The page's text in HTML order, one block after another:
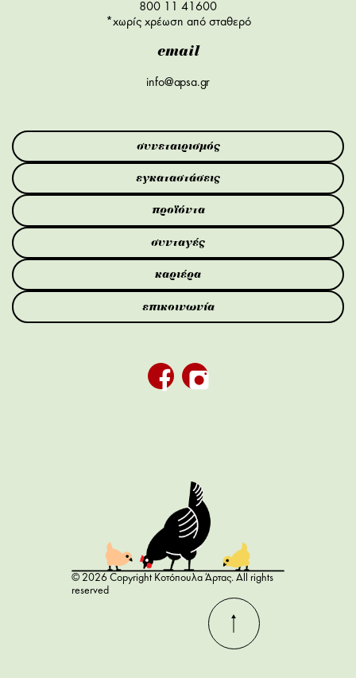
800 11 41600
*χωρίς χρέωση από σταθερό
email
info@apsa.gr
συνεταιρισμός
εγκαταστάσεις
προϊόντα
συνταγές
καριέρα
επικοινωνία
© 2026 Copyright Κοτόπουλα Άρτας. All rights
reserved